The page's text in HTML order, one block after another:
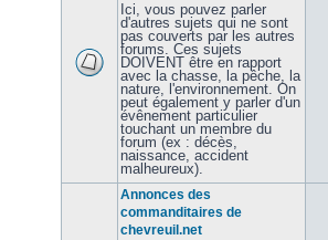
Ici, vous pouvez parler
d'autres sujets qui ne sont
pas couverts par les autres
forums. Ces sujets
DOIVENT être en rapport
avec la chasse, la pêche, la
nature, l'environnement. On
peut également y parler d'un
évênement particulier
touchant un membre du
forum (ex : décès,
naissance, accident
malheureux).
Annonces des
commanditaires de
chevreuil.net